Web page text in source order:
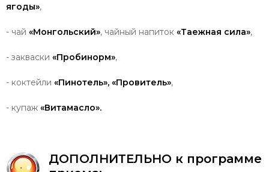
ягоды»,
- чай «Монгольский», чайный напиток «Таежная сила»,
- закваски «Пробинорм»,
- коктейли «Пинотель», «Провитель»,
- купаж «Витамасло».
ДОПОЛНИТЕЛЬНО к программе